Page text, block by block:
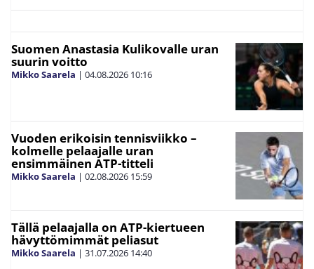
Suomen Anastasia Kulikovalle uran
suurin voitto
Mikko Saarela | 04.08.2026 10:16
Vuoden erikoisin tennisviikko –
kolmelle pelaajalle uran
ensimmäinen ATP-titteli
Mikko Saarela | 02.08.2026 15:59
Tällä pelaajalla on ATP-kiertueen
hävyttömimmät peliasut
Mikko Saarela | 31.07.2026 14:40